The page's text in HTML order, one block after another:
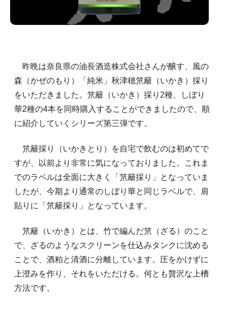
昨晩は奈良県の油長酒造株式会社さんが醸す、風の
森（かぜのもり）「純米」秋津穂笊籬（いかき）採り
をいただきました。笊籬（いかき）採り2種、しぼり
華2種の4本を同時購入することができましたので、順
に紹介していくシリーズ第三弾です。
笊籬採り（いかきとり）を自宅で飲むのは初めてで
すが、以前より非常に気になっておりました。これま
でのラベルは全面に大きく「笊籬採り」となっていま
したが、今期より通常のしぼり華と同じラベルで、肩
貼りに「笊籬採り」となっています。
笊籬（いかき）とは、竹で編んだ笊（ざる）のこと
で、ざるのようなスクリーンを仕込みタンクに沈める
ことで、酒粕と清酒に分離しています。圧をかけずに
上澄みを作り、それをいただける。何とも贅沢な上槽
方法です。